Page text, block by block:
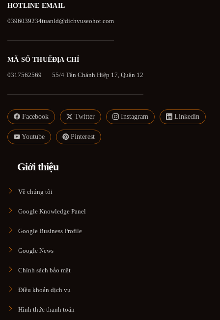
HOTLINE
0396039234
EMAIL
tuanld@dichvuseohot.com
MÃ SỐ THUẾ
0317562569
ĐỊA CHỈ
55/4 Tân Chánh Hiệp 17, Quận 12
Facebook Twitter Instagram Linkedin
Youtube Pinterest
Giới thiệu
Về chúng tôi
Google Knowledge Panel
Google Business Profile
Google News
Chính sách bảo mật
Điều khoản dịch vụ
Hình thức thanh toán